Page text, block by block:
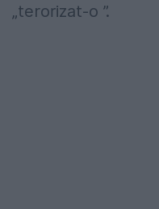
„terorizat-o ”.